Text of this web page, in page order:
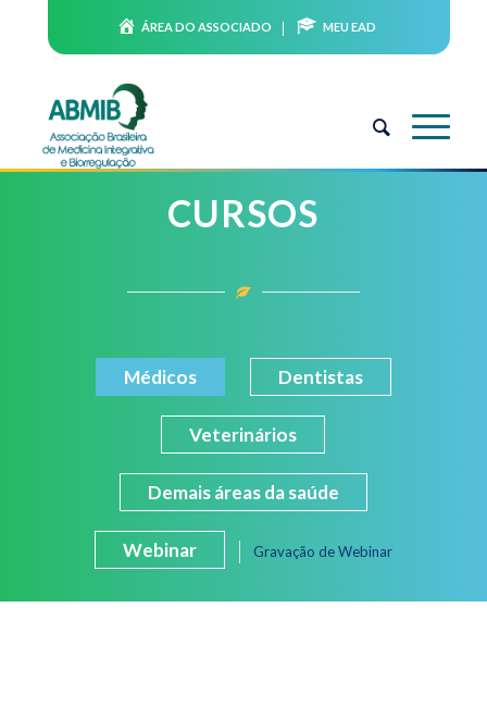
ÁREA DO ASSOCIADO MEU EAD
CURSOS
Médicos Dentistas
Veterinários
Demais áreas da saúde
Webinar Gravação de Webinar